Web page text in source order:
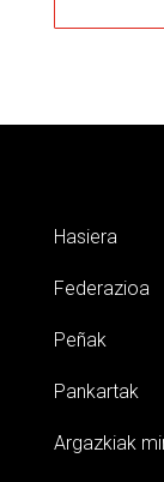
Hasiera
Federazioa
Peñak
Pankartak
Argazkiak